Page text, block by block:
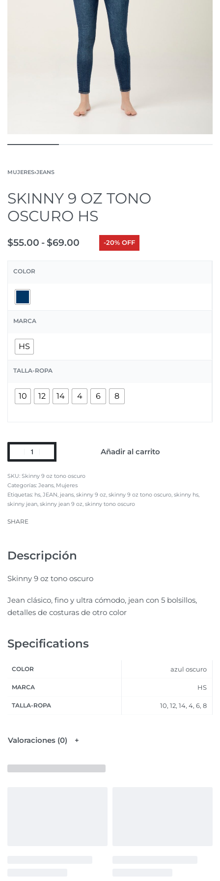
MUJERES›JEANS
SKINNY 9 OZ TONO
OSCURO HS
$55.00 $69.00 -20% OFF
COLOR
MARCA
HS
TALLA-ROPA
10 12 14 4 6 8
Añadir al carrito
Skinny 9 oz tono oscuro
Categorías: Jeans Mujeres
Etiquetas: hs JEAN jeans skinny 9 oz skinny 9 oz tono oscuro skinny hs
skinny jean skinny jean 9 oz skinny tono oscuro
SHARE
Descripción
Skinny 9 oz tono oscuro
Jean clásico, fino y ultra cómodo, jean con 5 bolsillos,
detalles de costuras de otro color
Specifications
COLOR azul oscuro
MARCA HS
TALLA-ROPA 10, 12, 14, 4, 6, 8
Valoraciones (0)